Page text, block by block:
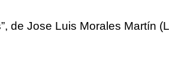
de Jose Luis Morales Martín